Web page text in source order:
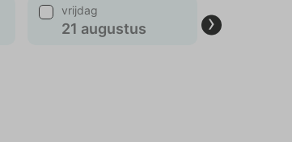
vrijdag
21 augustus ›